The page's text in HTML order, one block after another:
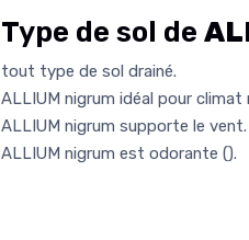
Type de sol de
tout type de sol drainé.
ALLIUM nigrum idéal pour climat
ALLIUM nigrum supporte le vent.
ALLIUM nigrum est odorante ().